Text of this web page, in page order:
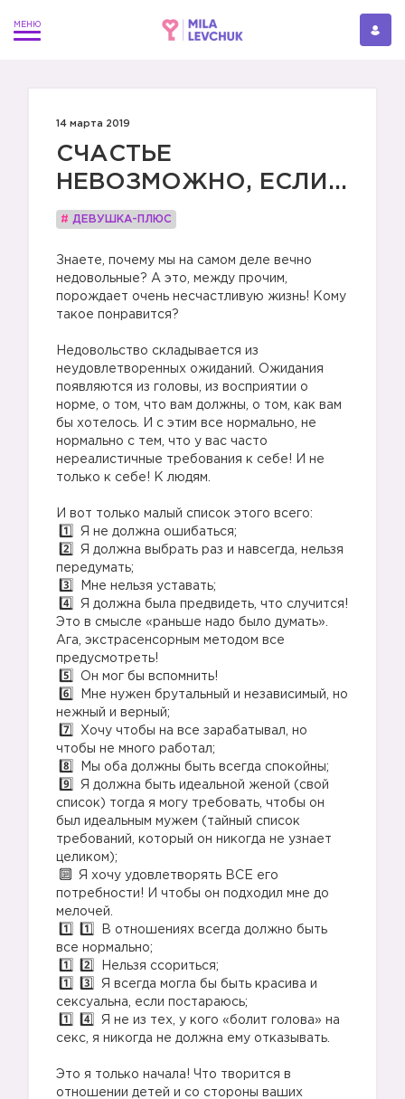
14 марта 2019
СЧАСТЬЕ
НЕВОЗМОЖНО, ЕСЛИ...
# ДЕВУШКА-ПЛЮС
Знаете, почему мы на самом деле вечно
недовольные? А это, между прочим,
порождает очень несчастливую жизнь! Кому
такое понравится?
Недовольство складывается из
неудовлетворенных ожиданий. Ожидания
появляются из головы, из восприятии о
норме, о том, что вам должны, о том, как вам
бы хотелось. И с этим все нормально, не
нормально с тем, что у вас часто
нереалистичные требования к себе! И не
только к себе! К людям.
И вот только малый список этого всего:
Я не должна ошибаться;
Я должна выбрать раз и навсегда, нельзя
передумать;
Мне нельзя уставать;
Я должна была предвидеть, что случится!
Это в смысле «раньше надо было думать».
Ага, экстрасенсорным методом все
предусмотреть!
Он мог бы вспомнить!
Мне нужен брутальный и независимый, но
нежный и верный;
Хочу чтобы на все зарабатывал, но
чтобы не много работал;
Мы оба должны быть всегда спокойны;
Я должна быть идеальной женой (свой
список) тогда я могу требовать, чтобы он
был идеальным мужем (тайный список
требований, который он никогда не узнает
целиком);
Я хочу удовлетворять ВСЕ его
потребности! И чтобы он подходил мне до
мелочей.
В отношениях всегда должно быть
все нормально;
Нельзя ссориться;
Я всегда могла бы быть красива и
сексуальна, если постараюсь;
Я не из тех, у кого «болит голова» на
секс, я никогда не должна ему отказывать.
Это я только начала! Что творится в
отношении детей и со стороны ваших